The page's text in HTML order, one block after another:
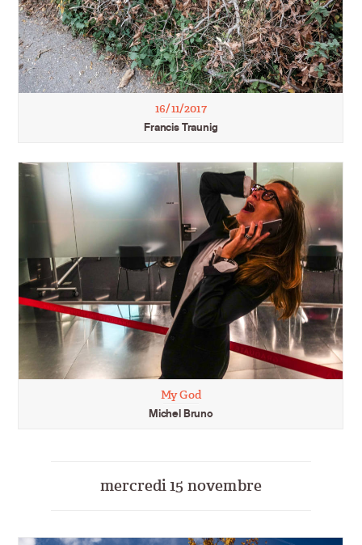
16/11/2017
Francis Traunig
My God
Michel Bruno
mercredi 15 novembre